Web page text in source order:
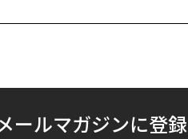
ールマガジンに登録